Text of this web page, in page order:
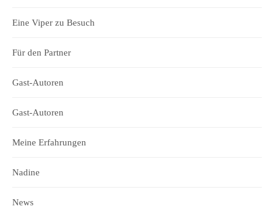
Eine Viper zu Besuch
Für den Partner
Gast-Autoren
Gast-Autoren
Meine Erfahrungen
Nadine
News